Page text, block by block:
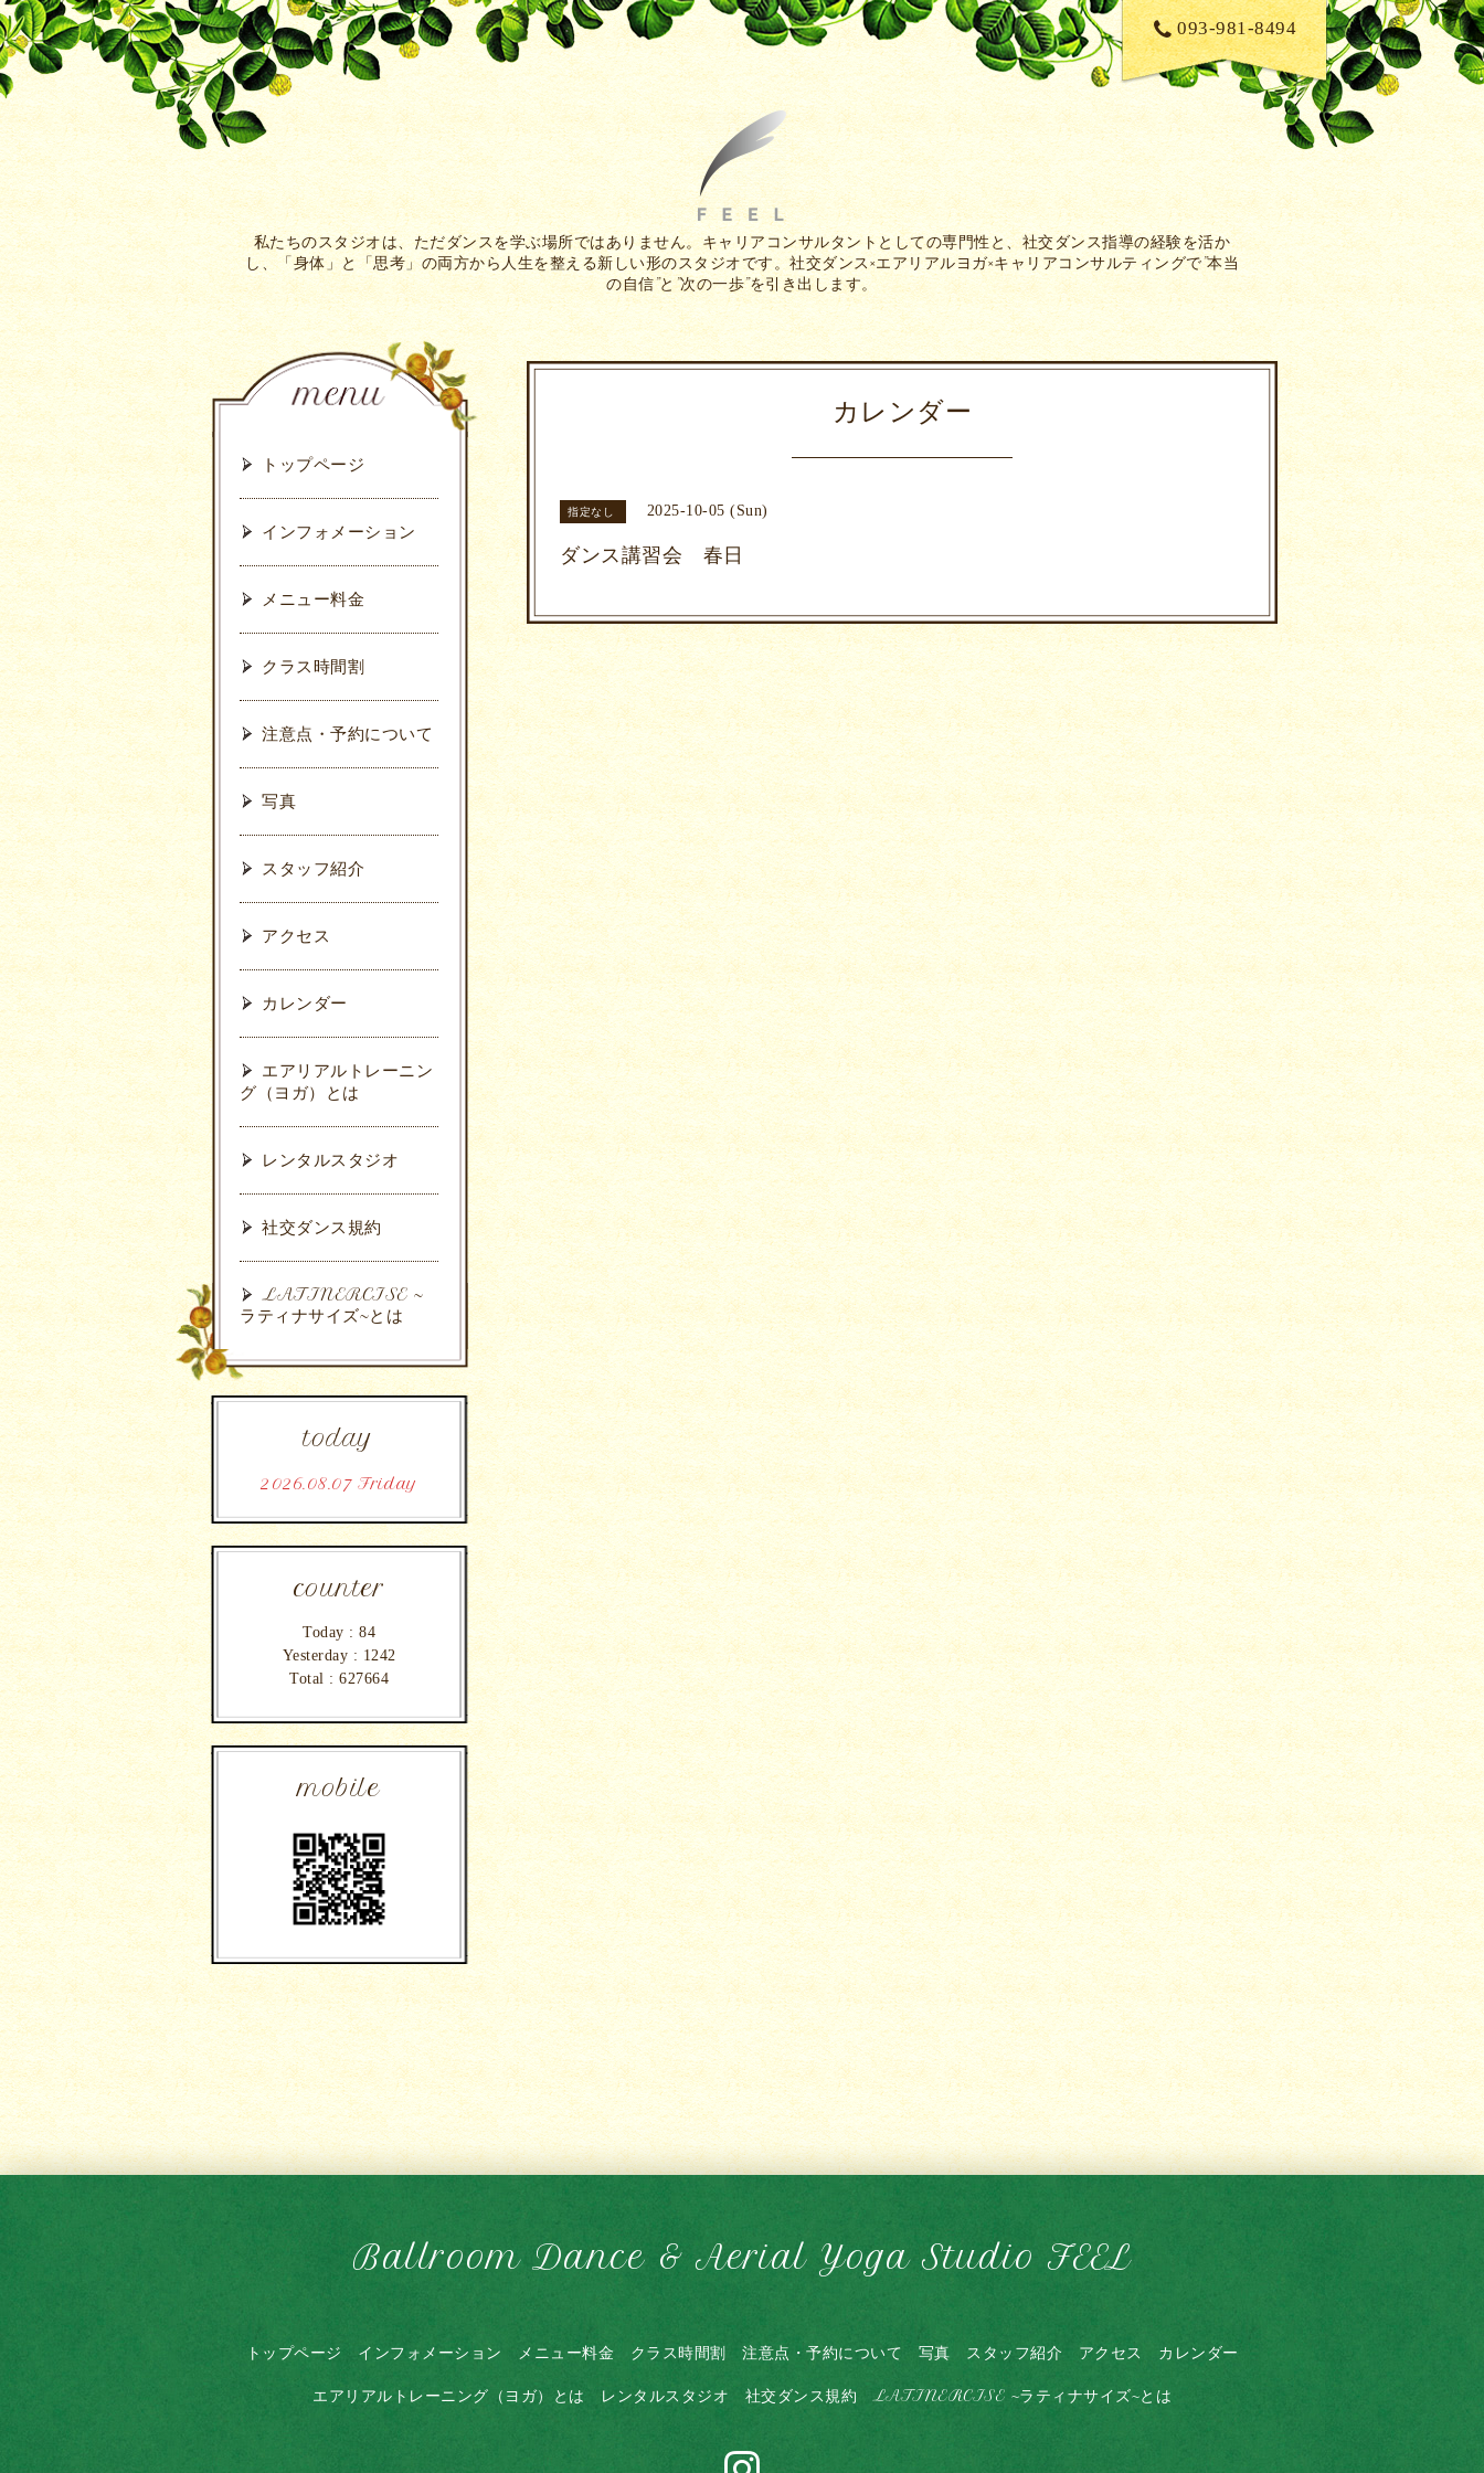
093-981-8494
私たちのスタジオは、ただダンスを学ぶ場所ではありません。キャリアコンサルタントとしての専門性と、社交ダンス指導の経験を活か
し、「身体」と「思考」の両方から人生を整える新しい形のスタジオです。社交ダンス×エアリアルヨガ×キャリアコンサルティングで”本当
の自信”と”次の一歩”を引き出します。
カレンダー
指定なし 2025-10-05 (Sun)
ダンス講習会 春日
トップページ
インフォメーション
メニュー料金
クラス時間割
注意点・予約について
写真
スタッフ紹介
アクセス
カレンダー
エアリアルトレーニン
グ（ヨガ）とは
レンタルスタジオ
社交ダンス規約
LATINERCISE ~
ラティナサイズ~とは
today
2026.08.07 Friday
counter
Today : 84
Yesterday : 1242
Total : 627664
mobile
Ballroom Dance & Aerial Yoga Studio FEEL
トップページ インフォメーション メニュー料金 クラス時間割 注意点・予約について 写真 スタッフ紹介 アクセス カレンダー
エアリアルトレーニング（ヨガ）とは レンタルスタジオ 社交ダンス規約 LATINERCISE ~ラティナサイズ~とは